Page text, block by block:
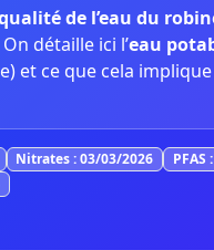
de l’eau du
détaille ici l’eau
et ce que cela
Nitrates : 03/03/2026 PFAS